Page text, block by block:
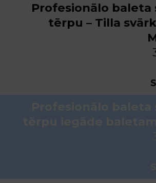
Profesionālo baleta
tērpu – Tilla